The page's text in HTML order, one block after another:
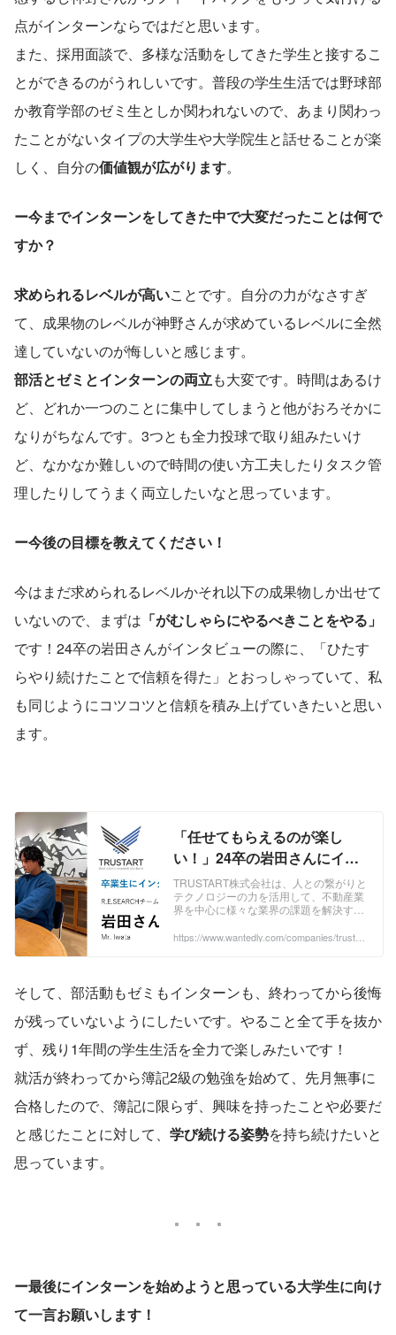
点がインターンならではだと思います。
また、採用面談で、多様な活動をしてきた学生と接するこ
とができるのがうれしいです。普段の学生生活では野球部
か教育学部のゼミ生としか関われないので、あまり関わっ
たことがないタイプの大学生や大学院生と話せることが楽
しく、自分の価値観が広がります。
ー今までインターンをしてきた中で大変だったことは何で
すか？
求められるレベルが高いことです。自分の力がなさすぎ
て、成果物のレベルが神野さんが求めているレベルに全然
達していないのが悔しいと感じます。
部活とゼミとインターンの両立も大変です。時間はあるけ
ど、どれか一つのことに集中してしまうと他がおろそかに
なりがちなんです。3つとも全力投球で取り組みたいけ
ど、なかなか難しいので時間の使い方工夫したりタスク管
理したりしてうまく両立したいなと思っています。
ー今後の目標を教えてください！
今はまだ求められるレベルかそれ以下の成果物しか出せて
いないので、まずは 「がむしゃらにやるべきことをやる」
です！24卒の岩田さんがインタビューの際に、「ひたす
らやり続けたことで信頼を得た」とおっしゃっていて、私
も同じようにコツコツと信頼を積み上げていきたいと思い
ます。
「任せてもらえるのが楽し
い！」24卒の岩田さんにイン
タビュー【卒業生にインタビ
ューVol.1】 | TRUSTART株式
会社
TRUSTART株式会社は、人との繋がりと
テクノロジーの力を活用して、不動産業
界を中心に様々な業界の課題を解決する
「人とデータで全てを可能にする」未来
https://www.wantedly.com/companies/trustar
そして、部活動もゼミもインターンも、終わってから後悔
が残っていないようにしたいです。やること全て手を抜か
ず、残り1年間の学生生活を全力で楽しみたいです！
就活が終わってから簿記2級の勉強を始めて、先月無事に
合格したので、簿記に限らず、興味を持ったことや必要だ
と感じたことに対して、 学び続ける姿勢を持ち続けたいと
思っています。
ー最後にインターンを始めようと思っている大学生に向け
て一言お願いします！